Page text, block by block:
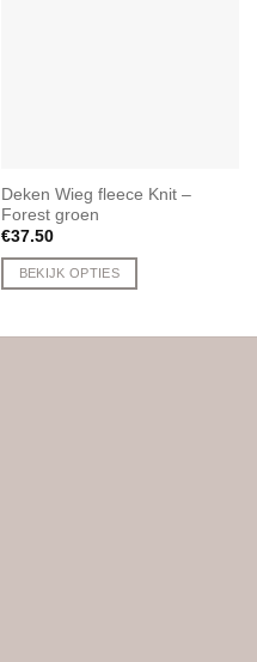
Deken Wieg fleece Knit –
Forest groen
€37.50
BEKIJK OPTIES